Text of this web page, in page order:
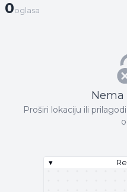
0 oglasa
0oglasa
Proširi lokaciju ili
▾